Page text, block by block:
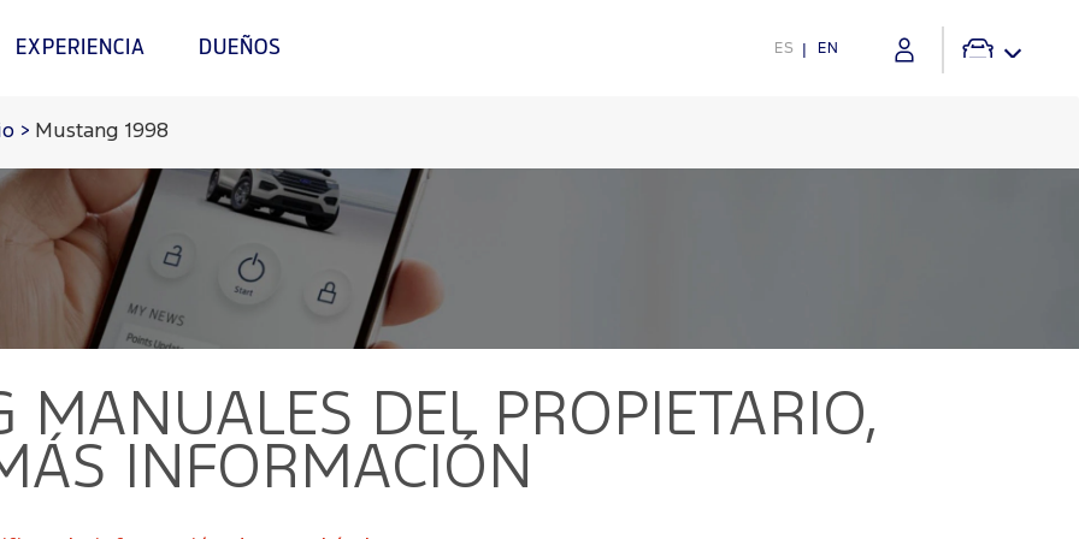
EXPERIENCIA DUEÑOS ES EN
> Mustang 1998
MANUALES DEL PROPIETARIO,
INFORMACIÓN